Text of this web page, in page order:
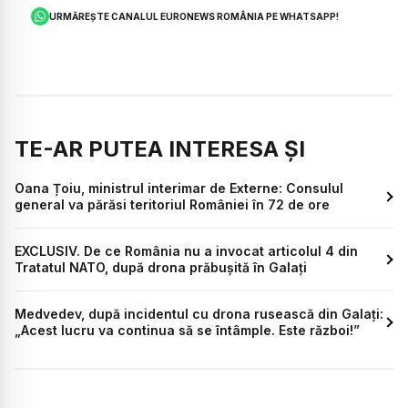
URMĂREȘTE CANALUL EURONEWS ROMÂNIA PE WHATSAPP!
TE-AR PUTEA INTERESA ȘI
Oana Țoiu, ministrul interimar de Externe: Consulul
general va părăsi teritoriul României în 72 de ore
EXCLUSIV. De ce România nu a invocat articolul 4 din
Tratatul NATO, după drona prăbușită în Galați
Medvedev, după incidentul cu drona rusească din Galați:
„Acest lucru va continua să se întâmple. Este război!”